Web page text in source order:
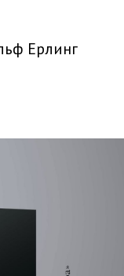
Ерлинг